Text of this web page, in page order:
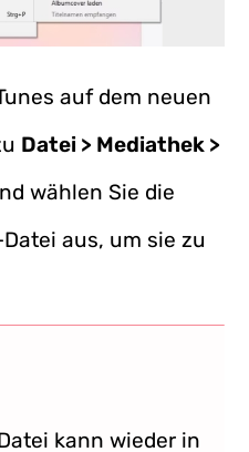
auf dem neuen
Datei > Mediathek >
wählen Sie die
aus, um sie zu
kann wieder in